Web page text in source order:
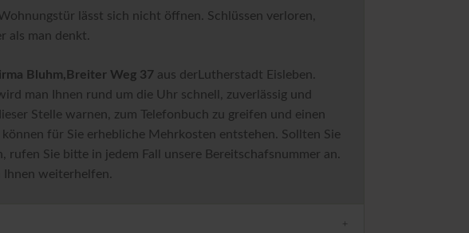
lässt sich nicht öffnen. Schlüssen verloren,
als man denkt.
Bluhm,Breiter Weg 37 aus derLutherstadt Eisleben.
man Ihnen rund um die Uhr schnell, zuverlässig und
Stelle warnen, zum Telefonbuch zu greifen und einen
für Sie erhebliche Mehrkosten entstehen. Sollten Sie
rufen Sie bitte in jedem Fall unsere Bereitschafsnummer an.
weiterhelfen.